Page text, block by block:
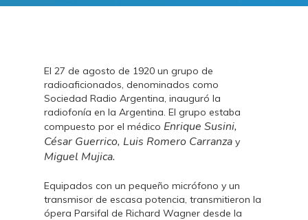
El 27 de agosto de 1920 un grupo de
radioaficionados, denominados como
Sociedad Radio Argentina, inauguró la
radiofonía en la Argentina. El grupo estaba
compuesto por el médico Enrique Susini,
César Guerrico, Luis Romero Carranza y
Miguel Mujica.
Equipados con un pequeño micrófono y un
transmisor de escasa potencia, transmitieron la
ópera Parsifal de Richard Wagner desde la